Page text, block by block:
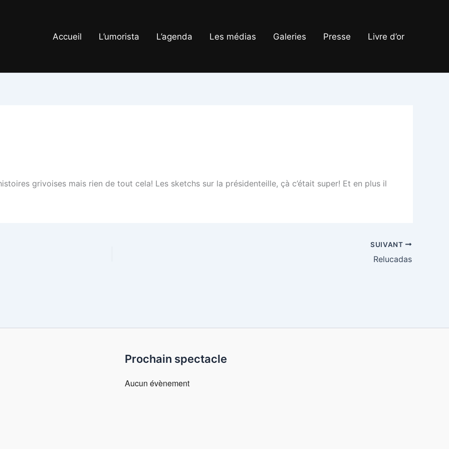
Accueil L’umorista L’agenda Les médias Galeries Presse Livre d’or
grivoises mais rien de tout cela! Les sketchs sur la présidenteille, çà c’était super! Et en plus il
SUIVANT
Relucadas
Prochain spectacle
Aucun évènement